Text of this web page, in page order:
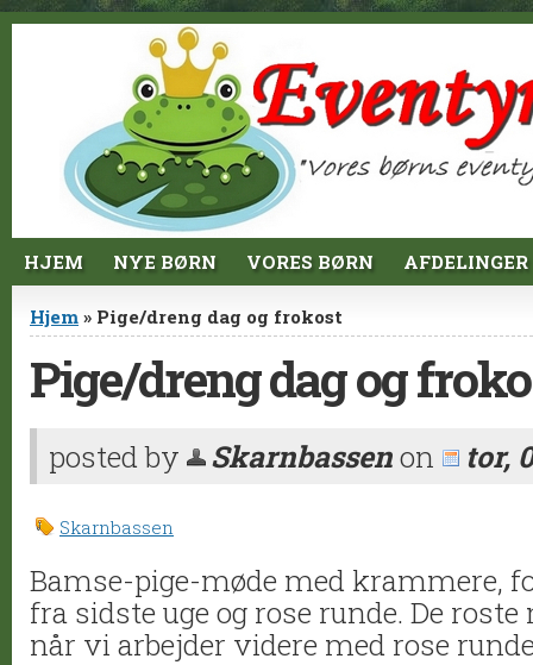
Jump to Content
HJEM NYE BØRN VORES BØRN AFDELINGER
Du er her
Hjem » Pige/dreng dag og frokost
Pige/dreng dag og
posted by Skarnbassenon tor,
Skarnbassen
Bamse-pige-møde med krammere,
fra sidste uge og rose runde. De
når vi arbejder videre med rose